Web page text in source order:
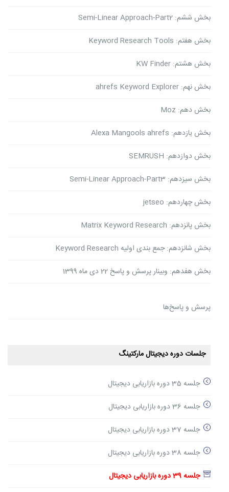
بخش ششم: Semi-Linear Approach-Part2
بخش هفتم: Keyword Research Tools
بخش هشتم: KW Finder
بخش نهم: ahrefs Keyword Explorer
بخش دهم: Moz
بخش یازدهم: Alexa Mangools ahrefs
بخش دوازدهم: SEMRUSH
بخش سیزدهم: Semi-Linear Approach-Part3
بخش چهاردهم: jetseo
بخش پانزدهم: Matrix Keyword Research
بخش شانزدهم: جمع بندی اولیه Keyword Research
بخش هفدهم: وبینار پرسش و پاسخ 22 دی ماه 1399
پرسش و پاسخ‌ها
جلسات دوره دیجیتال مارکتینگ
جلسه 35 دوره بازاریابی دیجیتال
جلسه 36 دوره بازاریابی دیجیتال
جلسه 37 دوره بازاریابی دیجیتال
جلسه 38 دوره بازاریابی دیجیتال
جلسه 39 دوره بازاریابی دیجیتال